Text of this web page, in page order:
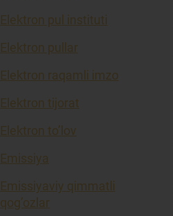
Elektron pul instituti
Elektron pullar
Elektron raqamli imzo
Elektron tijorat
Elektron to’lov
Emissiya
Emissiyaviy qimmatli
qog’ozlar